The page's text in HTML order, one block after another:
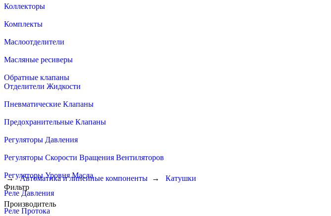
Коллекторы
Комплекты
Маслоотделители
Масляные ресиверы
Обратные клапаны
Отделители Жидкости
Пневматические Клапаны
Предохранительные Клапаны
Регуляторы Давления
Регуляторы Скорости Вращения Вентиляторов
Регуляторы Уровня Масла
Реле Давления
Реле Протока
→ Автоматика и линейные компоненты →
Катушки
Фильтр
Производитель